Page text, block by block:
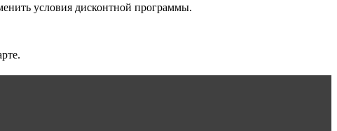
условия дисконтной программы.